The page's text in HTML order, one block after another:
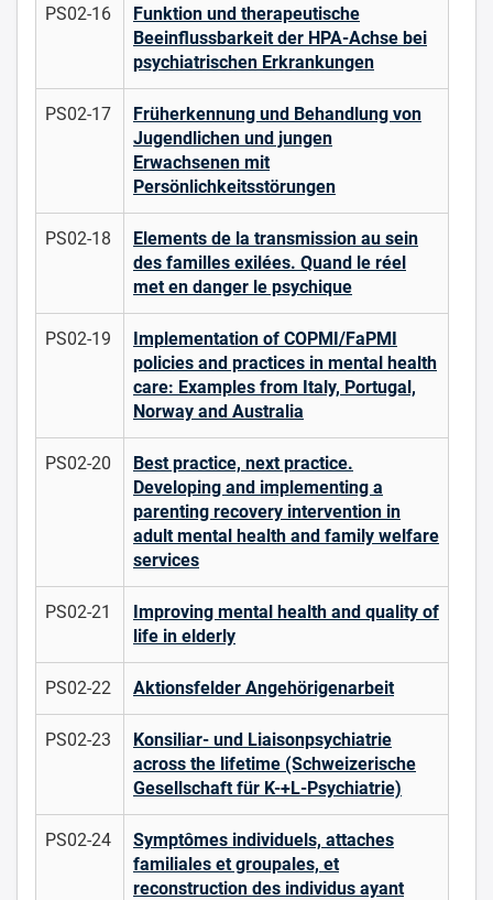
PS02-16
Funktion und therapeutische
Beeinflussbarkeit der HPA-Achse bei
psychiatrischen Erkrankungen
PS02-17
Früherkennung und Behandlung von
Jugendlichen und jungen
Erwachsenen mit
Persönlichkeitsstörungen
PS02-18
Elements de la transmission au sein
des familles exilées. Quand le réel
met en danger le psychique
PS02-19
Implementation of COPMI/FaPMI
policies and practices in mental health
care: Examples from Italy, Portugal,
Norway and Australia
PS02-20
Best practice, next practice.
Developing and implementing a
parenting recovery intervention in
adult mental health and family welfare
services
PS02-21
Improving mental health and quality of
life in elderly
PS02-22 Aktionsfelder Angehörigenarbeit
PS02-23
Konsiliar- und Liaisonpsychiatrie
across the lifetime (Schweizerische
Gesellschaft für K-+L-Psychiatrie)
PS02-24
Symptômes individuels, attaches
familiales et groupales, et
reconstruction des individus ayant